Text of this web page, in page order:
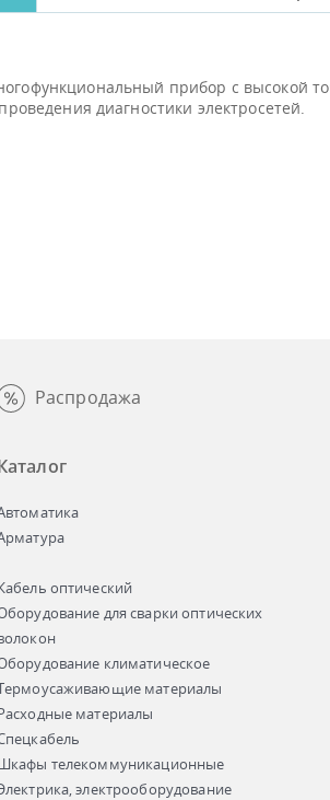
прибор с высокой
диагностики электросетей.
Распродажа
оптический
для сварки оптических
климатическое
материалы
материалы
телекоммуникационные
электрооборудование